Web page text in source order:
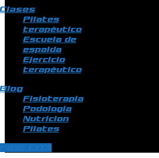
Pilates
terapéutico
Escuela de
espalda
Ejercicio
terapéutico
Fisioterapia
Podologia
Nutricion
Pilates